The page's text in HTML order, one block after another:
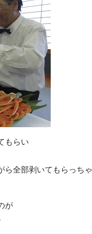
もらい
ら全部剥いてもらっちゃ
が